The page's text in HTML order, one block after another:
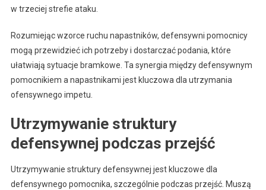
w trzeciej strefie ataku.
Rozumiejąc wzorce ruchu napastników, defensywni pomocnicy
mogą przewidzieć ich potrzeby i dostarczać podania, które
ułatwiają sytuacje bramkowe. Ta synergia między defensywnym
pomocnikiem a napastnikami jest kluczowa dla utrzymania
ofensywnego impetu.
Utrzymywanie struktury
defensywnej podczas przejść
Utrzymywanie struktury defensywnej jest kluczowe dla
defensywnego pomocnika, szczególnie podczas przejść. Muszą